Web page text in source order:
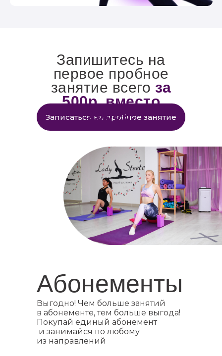
Записаться на пробное занятие
Запишитесь на
первое пробное
занятие всего за
500р. вместо
2000р.
Абонементы
Выгодно! Чем больше занятий
в абонементе, тем больше выгода!
Покупай единый абонемент
и занимайся по любому
из направлений